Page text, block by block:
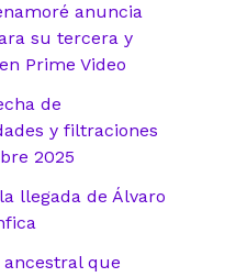
anuncia
su tercera y
Prime Video
de
y filtraciones
2025
llegada de Álvaro
ancestral que